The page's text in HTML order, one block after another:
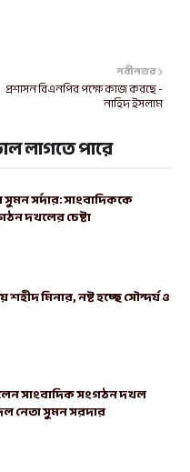
নবীনতর
প্রশাসন বিএনপির পক্ষে কাজ করছে -
নাহিদ ইসলাম
লাগতে পারে
সর্দার: সাংবাদিককে
দখলের চেষ্টা
মিনার, নষ্ট হচ্ছে সৌন্দর্য ও
সাংবাদিক সংগঠন দখল
নেতা সুমন সরদার